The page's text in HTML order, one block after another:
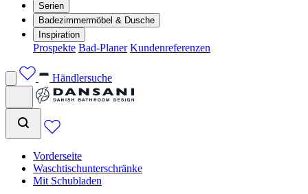
Serien
Badezimmermöbel & Dusche
Inspiration
Prospekte Bad-Planer Kundenreferenzen
Händlersuche
Vorderseite
Waschtischunterschränke
Mit Schubladen